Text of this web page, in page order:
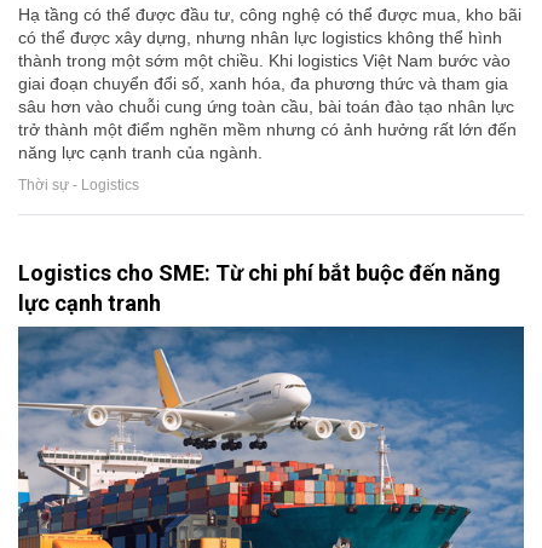
Hạ tầng có thể được đầu tư, công nghệ có thể được mua, kho bãi
có thể được xây dựng, nhưng nhân lực logistics không thể hình
thành trong một sớm một chiều. Khi logistics Việt Nam bước vào
giai đoạn chuyển đổi số, xanh hóa, đa phương thức và tham gia
sâu hơn vào chuỗi cung ứng toàn cầu, bài toán đào tạo nhân lực
trở thành một điểm nghẽn mềm nhưng có ảnh hưởng rất lớn đến
năng lực cạnh tranh của ngành.
Thời sự - Logistics
Logistics cho SME: Từ chi phí bắt buộc đến năng
lực cạnh tranh